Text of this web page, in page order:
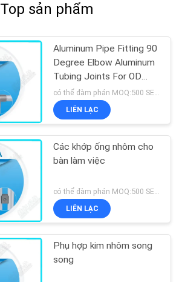
Top sản phẩm
Aluminum Pipe Fitting 90
Degree Elbow Aluminum
Tubing Joints For OD
28mm Pipe
có thể đàm phán MOQ:500 SETS
LIÊN LẠC
Các khớp ống nhôm cho
bàn làm việc
LIÊN LẠC
Phụ hợp kim nhôm song
song